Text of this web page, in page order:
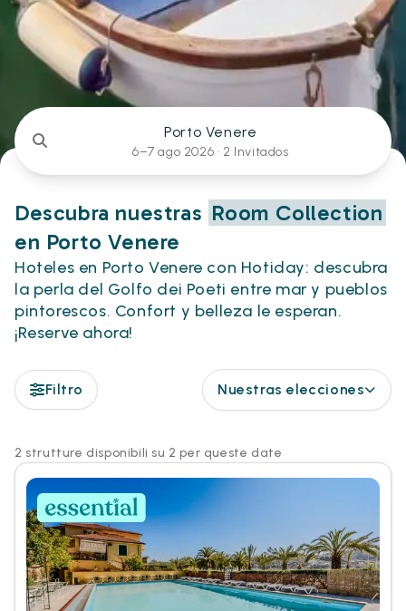
Porto Venere
6–7 ago 2026 · 2 Invitados
Descubra nuestras Room Collection
en Porto Venere
Hoteles en Porto Venere con Hotiday: descubra
la perla del Golfo dei Poeti entre mar y pueblos
pintorescos. Confort y belleza le esperan.
¡Reserve ahora!
Filtro Nuestras elecciones
2 strutture disponibili su 2 per queste date